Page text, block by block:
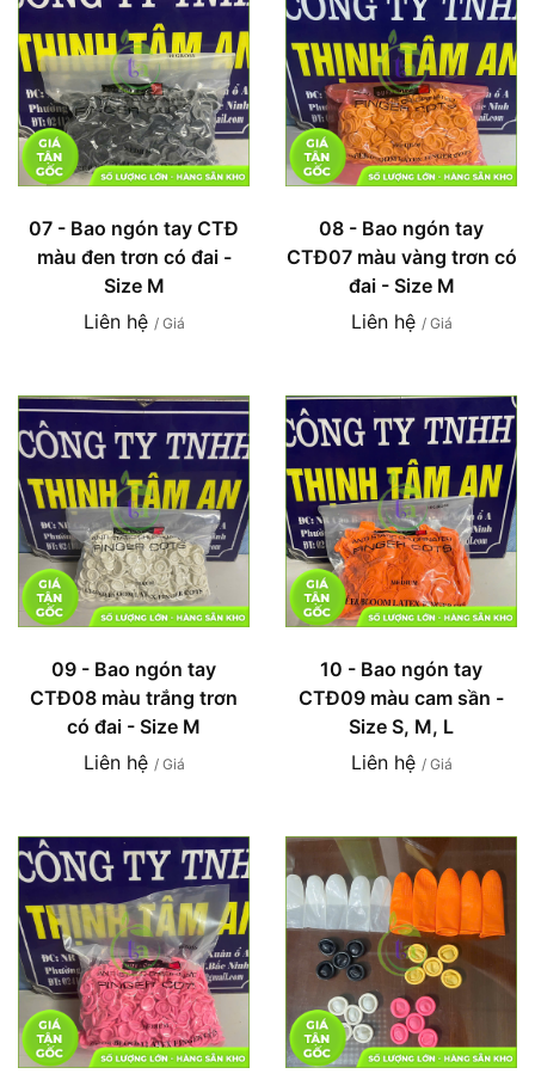
07 - Bao ngón tay CTĐ
màu đen trơn có đai -
Size M
Liên hệ / Giá
08 - Bao ngón tay
CTĐ07 màu vàng trơn có
đai - Size M
Liên hệ / Giá
09 - Bao ngón tay
CTĐ08 màu trắng trơn
có đai - Size M
Liên hệ / Giá
10 - Bao ngón tay
CTĐ09 màu cam sần -
Size S, M, L
Liên hệ / Giá